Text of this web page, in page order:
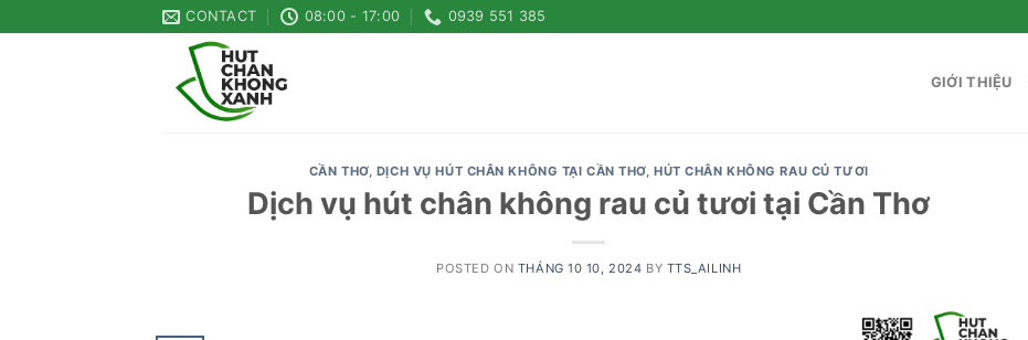
to
CONTACT 08:00 - 17:00 0939 551 385
GIỚI THIỆU
CẦN THƠ, DỊCH VỤ HÚT CHÂN KHÔNG TẠI CẦN THƠ,HÚT CHÂN KHÔNG RAU CỦ TƯƠI
Dịch vụ hút chân không rau củ tươi tại Cần Thơ
POSTED ON THÁNG 10 10, 2024 BY TTS_AILINH